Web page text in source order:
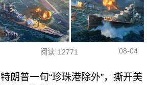
阅读 12771 08-04
特朗普一句“珍珠港除外”，撕开美